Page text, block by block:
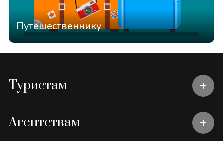
Путешественнику
Туристам
Агентствам